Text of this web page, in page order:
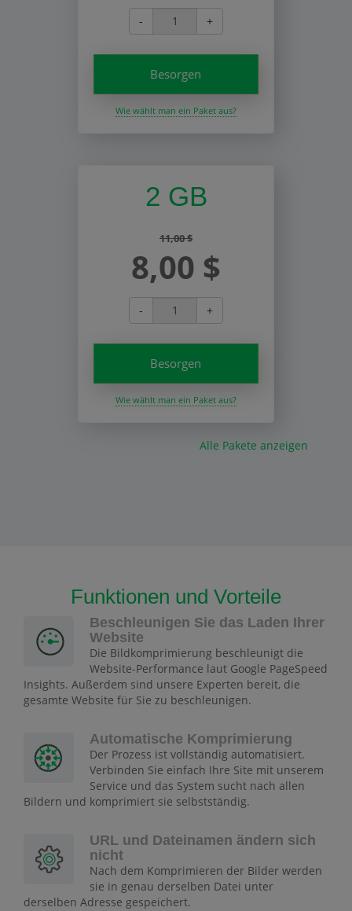
- +
Besorgen
Wie wählt man ein Paket aus?
2 GB
11,00 $
8,00 $
- +
Besorgen
Wie wählt man ein Paket aus?
Alle Pakete anzeigen
Funktionen und Vorteile
Beschleunigen Sie das Laden Ihrer
Website
Die Bildkomprimierung beschleunigt die
Website-Performance laut Google PageSpeed
Insights. Außerdem sind unsere Experten bereit, die
gesamte Website für Sie zu beschleunigen.
Automatische Komprimierung
Der Prozess ist vollständig automatisiert.
Verbinden Sie einfach Ihre Site mit unserem
Service und das System sucht nach allen
Bildern und komprimiert sie selbstständig.
URL und Dateinamen ändern sich
nicht
Nach dem Komprimieren der Bilder werden
sie in genau derselben Datei unter
derselben Adresse gespeichert.